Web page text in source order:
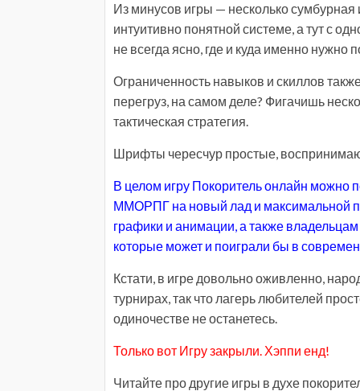
Из минусов игры — несколько сумбурная
интуитивно понятной системе, а тут с
не всегда ясно, где и куда именно нужно
Ограниченность навыков и скиллов
перегруз, на самом деле? Фигачишь
тактическая стратегия.
Шрифты чересчур простые,
В целом игру Покоритель онлайн можно
ММОРПГ на новый лад и максимальной
графики и анимации, а также
которые может и поиграли бы в
Кстати, в игре довольно оживленно,
турнирах, так что лагерь любителей
одиночестве не останетесь.
Только вот Игру закрыли. Хэппи енд!
Читайте про другие игры в духе